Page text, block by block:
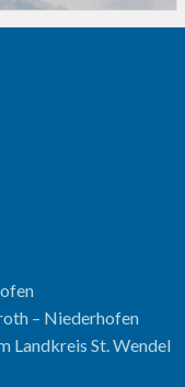
– Niederhofen
Landkreis St. Wendel